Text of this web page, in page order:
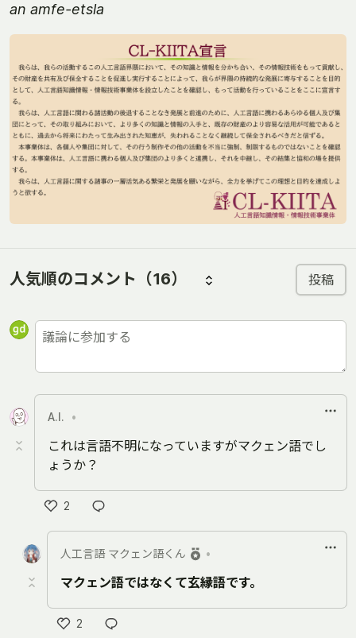
an amfe-etsla
人気順のコメント （16） 投稿
A.I. •
これは言語不明になっていますがマクェン語でし
ょうか？
2
い
ね人工言語 マクェン語くん •
マクェン語ではなくて玄縁語です。
2